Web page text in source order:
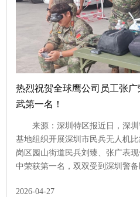
热烈祝贺全球鹰公司员工张
武第一名！
来源：深圳特区报近日，深
基地组织开展深圳市民兵无人机
岗区园山街道民兵刘臻、张广表
中荣获第一名，双双受到深圳警备
2026-04-27